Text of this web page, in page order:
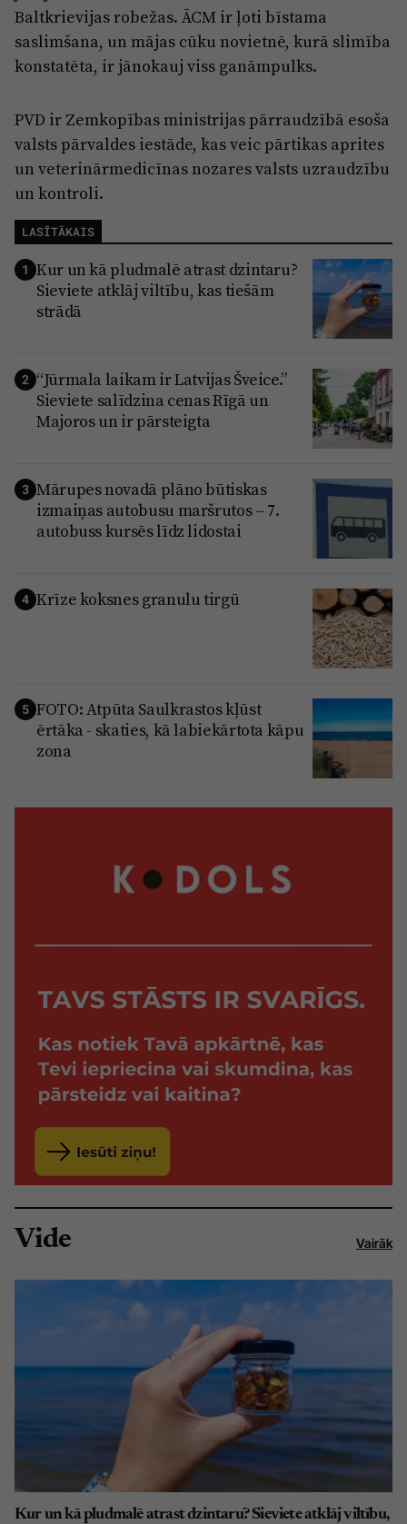
Baltkrievijas robežas. ĀCM ir ļoti bīstama
saslimšana, un mājas cūku novietnē, kurā slimība
konstatēta, ir jānokauj viss ganāmpulks.
PVD ir Zemkopības ministrijas pārraudzībā esoša
valsts pārvaldes iestāde, kas veic pārtikas aprites
un veterinārmedicīnas nozares valsts uzraudzību
un kontroli.
LASĪTĀKAIS
1 Kur un kā pludmalē atrast dzintaru?
Sieviete atklāj viltību, kas tiešām
strādā
2 “Jūrmala laikam ir Latvijas Šveice.”
Sieviete salīdzina cenas Rīgā un
Majoros un ir pārsteigta
3 Mārupes novadā plāno būtiskas
izmaiņas autobusu maršrutos – 7.
autobuss kursēs līdz lidostai
4 Krīze koksnes granulu tirgū
5 FOTO: Atpūta Saulkrastos kļūst
ērtāka - skaties, kā labiekārtota kāpu
zona
Vide Vairāk
Kur un kā pludmalē atrast dzintaru? Sieviete atklāj viltību,